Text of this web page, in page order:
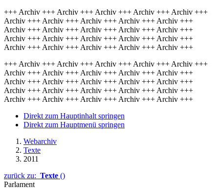
+++ Archiv +++ Archiv +++ Archiv +++ Archiv +++ Archiv +++
Archiv +++ Archiv +++ Archiv +++ Archiv +++ Archiv +++
Archiv +++ Archiv +++ Archiv +++ Archiv +++ Archiv +++
Archiv +++ Archiv +++ Archiv +++ Archiv +++ Archiv +++
Archiv +++ Archiv +++ Archiv +++ Archiv +++ Archiv +++
+++ Archiv +++ Archiv +++ Archiv +++ Archiv +++ Archiv +++
Archiv +++ Archiv +++ Archiv +++ Archiv +++ Archiv +++
Archiv +++ Archiv +++ Archiv +++ Archiv +++ Archiv +++
Archiv +++ Archiv +++ Archiv +++ Archiv +++ Archiv +++
Archiv +++ Archiv +++ Archiv +++ Archiv +++ Archiv +++
Direkt zum Hauptinhalt springen
Direkt zum Hauptmenü springen
Webarchiv
Texte
2011
zurück zu: Texte ()
Parlament